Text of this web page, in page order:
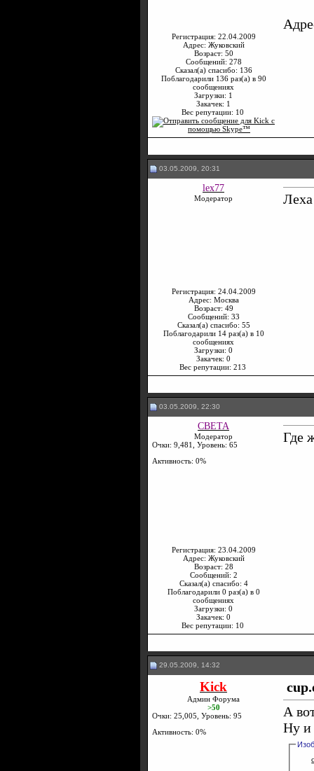
Регистрация: 22.04.2009
Адрес: Жуковский
Возраст: 50
Сообщений: 278
Сказал(а) спасибо: 136
Поблагодарили 136 раз(а) в 90
сообщениях
Загрузки: 1
Закачек: 1
Вес репутации: 10
03.05.2009, 20:31
lex77
Модератор
Регистрация: 24.04.2009
Адрес: Москва
Возраст: 49
Сообщений: 33
Сказал(а) спасибо: 55
Поблагодарили 14 раз(а) в 10
сообщениях
Загрузки: 0
Закачек: 0
Вес репутации: 213
03.05.2009, 22:30
CBETA
Модератор
Очки: 9,481, Уровень: 65
Активность: 0%
Регистрация: 23.04.2009
Адрес: Жуковский
Возраст: 28
Сообщений: 2
Сказал(а) спасибо: 4
Поблагодарили 0 раз(а) в 0
сообщениях
Загрузки: 0
Закачек: 0
Вес репутации: 10
Где
29.05.2009, 14:32
Kick
Админ Форума
>50
Очки: 25,005, Уровень: 95
Активность: 0%
А
Ну и